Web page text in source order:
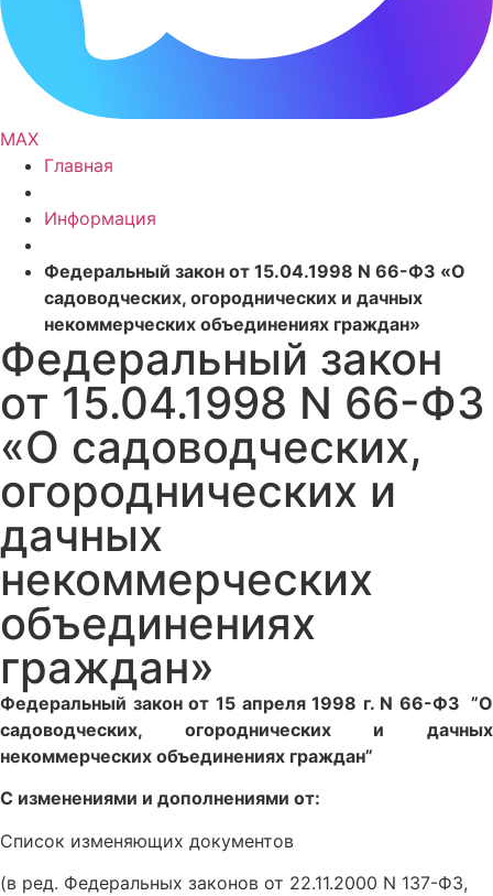
MAX
Главная
Информация
Федеральный закон от 15.04.1998 N 66-ФЗ «О
садоводческих, огороднических и дачных
некоммерческих объединениях граждан»
Федеральный закон
от 15.04.1998 N 66-ФЗ
«О садоводческих,
огороднических и
дачных
некоммерческих
объединениях
граждан»
Федеральный закон от 15 апреля 1998 г. N 66-ФЗ ”О
садоводческих, огороднических и дачных
некоммерческих объединениях граждан”
С изменениями и дополнениями от:
Список изменяющих документов
(в ред. Федеральных законов от 22.11.2000 N 137-ФЗ,